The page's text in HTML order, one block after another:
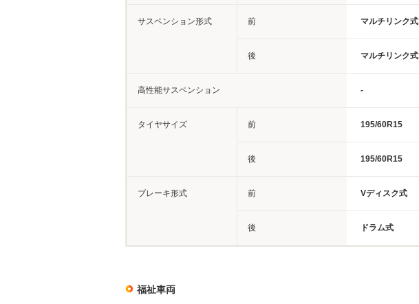
サスペンション形式 前 マルチリンク式
後 マルチリンク式
高性能サスペンション -
タイヤサイズ 前 195/60R15
後 195/60R15
ブレーキ形式 前 Vディスク式
後 ドラム式
福祉車両